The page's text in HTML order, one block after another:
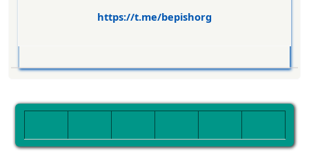
https://t.me/bepishorg